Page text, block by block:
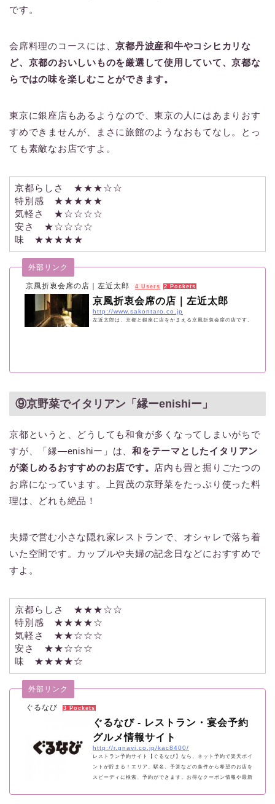
です。
会席料理のコースには、京都丹波産和牛やコシヒカリな
ど、京都のおいしいものを厳選して使用していて、京都な
らではの味を楽しむことができます。
東京に銀座店もあるようなので、東京の人にはあまりおす
すめできませんが、まさに旅館のようなおもてなし。とっ
ても素敵なお店ですよ。
京都らしさ ★★★☆☆
特別感 ★★★★★
気軽さ ★☆☆☆☆
安さ ★☆☆☆☆
味 ★★★★★
京風折衷会席の店｜左近太郎
外部リンク
4 Users 2 Pockets
京風折衷会席の店｜左近太郎
http://www.sakontaro.co.jp
左近太郎は、京都と銀座に店をかまえる京風折衷会席の店です。
⑨京野菜でイタリアン「縁ーenishiー」
京都というと、どうしても和食が多くなってしまいがちで
すが、「縁―enishiー」は、和をテーマとしたイタリアン
が楽しめるおすすめのお店です。 店内も畳と掘りごたつの
お席になっています。上賀茂の京野菜をたっぷり使った料
理は、どれも絶品！
夫婦で営む小さな隠れ家レストランで、オシャレで落ち着
いた空間です。カップルや夫婦の記念日などにおすすめで
すよ。
京都らしさ ★★★☆☆
特別感 ★★★★☆
気軽さ ★★☆☆☆
安さ ★★☆☆☆
味 ★★★★☆
ぐるなび
外部リンク
3 Pockets
ぐるなび - レストラン・宴会予約
グルメ情報サイト
http://r.gnavi.co.jp/kac8400/
レストラン予約サイト【ぐるなび】なら、ネット予約で楽天ポイ
ントが貯まる！エリア、駅名、予算などの条件から希望のお店を
スピーディに検索、予約ができます。お得なクーポン情報や最新